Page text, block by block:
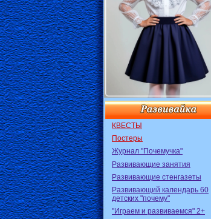
КВЕСТЫ
Постеры
Журнал "Почемучка"
Развивающие занятия
Развивающие стенгазеты
Развивающий календарь 60
детских "почему"
"Играем и развиваемся" 2+